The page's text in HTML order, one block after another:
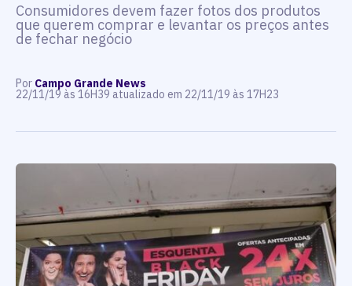
Consumidores devem fazer fotos dos produtos
que querem comprar e levantar os preços antes
de fechar negócio
Por Campo Grande News
22/11/19 às 16H39 atualizado em 22/11/19 às 17H23